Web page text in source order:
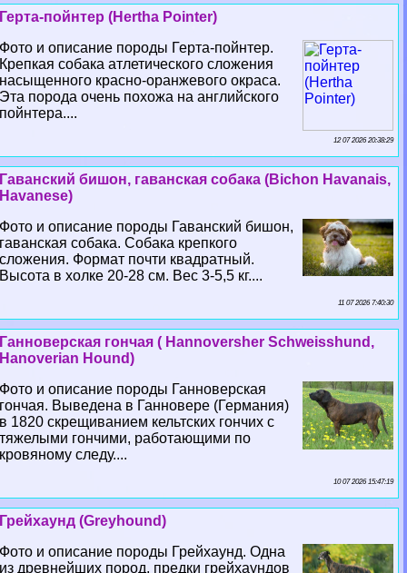
Герта-пойнтер (Hertha Pointer)
Фото и описание породы Герта-пойнтер.
Крепкая собака атлетического сложения
насыщенного красно-оранжевого окраса.
Эта порода очень похожа на английского
пойнтера....
12 07 2026 20:38:29
Гаванский бишон, гаванская собака (Bichon Havanais,
Havanese)
Фото и описание породы Гаванский бишон,
гаванская собака. Собака крепкого
сложения. Формат почти квадратный.
Высота в холке 20-28 см. Вес 3-5,5 кг....
11 07 2026 7:40:30
Ганноверская гончая ( Hannoversher Schweisshund,
Hanoverian Hound)
Фото и описание породы Ганноверская
гончая. Выведена в Ганновере (Германия)
в 1820 скрещиванием кельтских гончих с
тяжелыми гончими, работающими по
кровяному следу....
10 07 2026 15:47:19
Грейхаунд (Greyhound)
Фото и описание породы Грейхаунд. Одна
из древнейших пород, предки грейхаундов